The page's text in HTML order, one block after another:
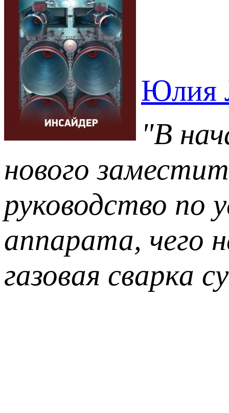
Юлия
"В
нового
руководство по
аппарата, чего
газовая сварка